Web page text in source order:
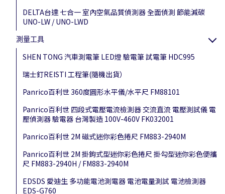
DELTA台達 七合一 室內空氣品質偵測器 全面偵測 節能減碳
UNO-LW / UNO-LWD
測量工具
SHEN TONG 汽車測電筆 LED燈 驗電筆 試電筆 HDC995
瑞士釘REISTI 工程筆(隨機出貨）
Panrico百利世 360度圓形水平儀/水平尺 FM88101
Panrico百利世 四段式電壓電流檢測器 交流直流 電壓測試儀 電
壓偵測器 驗電器 台灣製造 100V-460V FK032001
Panrico百利世 2M 磁式迷你彩色捲尺 FM883-2940M
Panrico百利世 2M 掛鉤式型迷你彩色捲尺 掛勾型迷你彩色便攜
尺 FM883-2940H / FM883-2940M
EDSDS 愛迪生 多功能電池測電器 電池電量測試 電池檢測器
EDS-G760